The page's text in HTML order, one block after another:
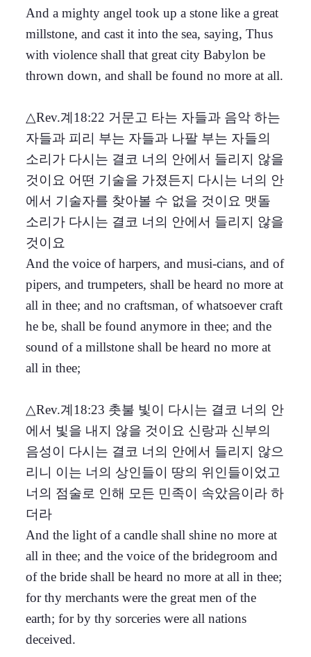
And a mighty angel took up a stone like a great
millstone, and cast it into the sea, saying, Thus
with violence shall that great city Babylon be
thrown down, and shall be found no more at all.
△Rev.계18:22 거문고 타는 자들과 음악 하는
자들과 피리 부는 자들과 나팔 부는 자들의
소리가 다시는 결코 너의 안에서 들리지 않을
것이요 어떤 기술을 가졌든지 다시는 너의 안
에서 기술자를 찾아볼 수 없을 것이요 맷돌
소리가 다시는 결코 너의 안에서 들리지 않을
것이요
And the voice of harpers, and musi-cians, and of
pipers, and trumpeters, shall be heard no more at
all in thee; and no craftsman, of whatsoever craft
he be, shall be found anymore in thee; and the
sound of a millstone shall be heard no more at
all in thee;
△Rev.계18:23 촛불 빛이 다시는 결코 너의 안
에서 빛을 내지 않을 것이요 신랑과 신부의
음성이 다시는 결코 너의 안에서 들리지 않으
리니 이는 너의 상인들이 땅의 위인들이었고
너의 점술로 인해 모든 민족이 속았음이라 하
더라
And the light of a candle shall shine no more at
all in thee; and the voice of the bridegroom and
of the bride shall be heard no more at all in thee;
for thy merchants were the great men of the
earth; for by thy sorceries were all nations
deceived.